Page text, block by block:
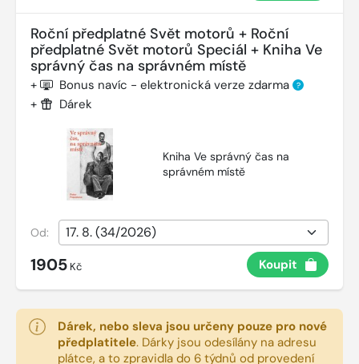
Roční předplatné Svět motorů + Roční
předplatné Svět motorů Speciál + Kniha Ve
správný čas na správném místě
+ Bonus navíc - elektronická verze zdarma ?
+ Dárek
Kniha Ve správný čas na
správném místě
Od:
1905 Kč Koupit
Dárek, nebo sleva jsou určeny pouze pro nové
předplatitele. Dárky jsou odesílány na adresu
plátce, a to zpravidla do 6 týdnů od provedení